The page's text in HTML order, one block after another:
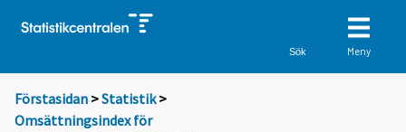
Sök Meny
Förstasidan >Statistik >
Omsättningsindex för